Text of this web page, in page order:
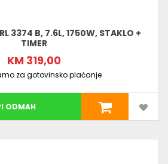
3374 B, 7.6L, 1750W, STAKLO +
TIMER
KM 319,00
za gotovinsko plaćanje
ODMAH